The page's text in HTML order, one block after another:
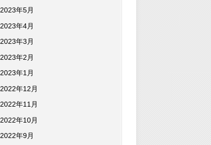
2023年5月
2023年4月
2023年3月
2023年2月
2023年1月
2022年12月
2022年11月
2022年10月
2022年9月